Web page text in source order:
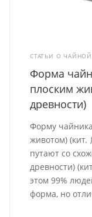
СТАТЬИ О
Форма
плоским
древности)
Форму
животом) (кит.
путают со
древности)
этом 99%
форма, но